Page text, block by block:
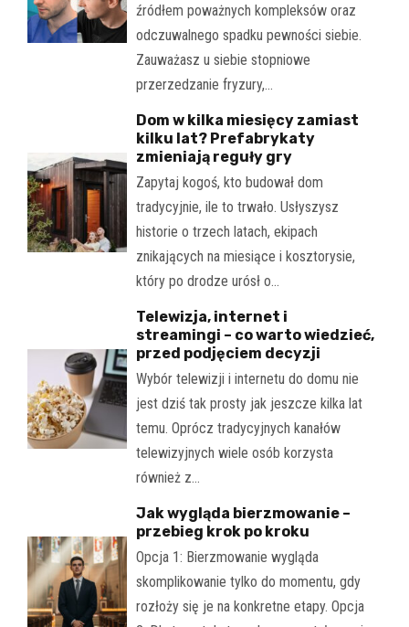
źródłem poważnych kompleksów oraz
odczuwalnego spadku pewności siebie.
Zauważasz u siebie stopniowe
przerzedzanie fryzury,…
Dom w kilka miesięcy zamiast
kilku lat? Prefabrykaty
zmieniają reguły gry
Zapytaj kogoś, kto budował dom
tradycyjnie, ile to trwało. Usłyszysz
historie o trzech latach, ekipach
znikających na miesiące i kosztorysie,
który po drodze urósł o…
Telewizja, internet i
streamingi – co warto wiedzieć,
przed podjęciem decyzji
Wybór telewizji i internetu do domu nie
jest dziś tak prosty jak jeszcze kilka lat
temu. Oprócz tradycyjnych kanałów
telewizyjnych wiele osób korzysta
również z…
Jak wygląda bierzmowanie –
przebieg krok po kroku
Opcja 1: Bierzmowanie wygląda
skomplikowanie tylko do momentu, gdy
rozłoży się je na konkretne etapy. Opcja